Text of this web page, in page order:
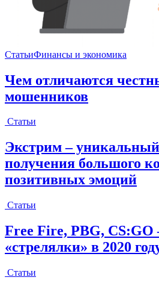
СтатьиФинансы и экономика
Чем отличаются
мошенников
Статьи
Экстрим – уникальный
получения большого
позитивных эмоций
Статьи
Free Fire, PBG, CS:GO
«стрелялки» в 2020
Статьи